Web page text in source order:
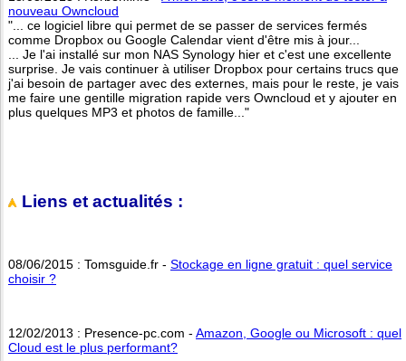
nouveau Owncloud
"... ce logiciel libre qui permet de se passer de services fermés
comme Dropbox ou Google Calendar vient d'être mis à jour...
... Je l'ai installé sur mon NAS Synology hier et c'est une excellente
surprise. Je vais continuer à utiliser Dropbox pour certains trucs que
j'ai besoin de partager avec des externes, mais pour le reste, je vais
me faire une gentille migration rapide vers Owncloud et y ajouter en
plus quelques MP3 et photos de famille..."
Liens et actualités :
08/06/2015 : Tomsguide.fr - Stockage en ligne gratuit : quel service
choisir ?
12/02/2013 : Presence-pc.com - Amazon, Google ou Microsoft : quel
Cloud est le plus performant?